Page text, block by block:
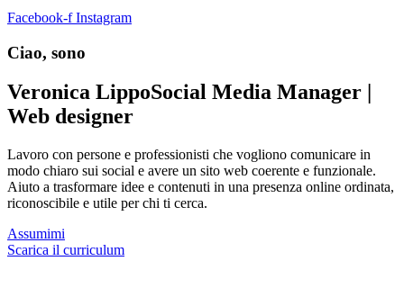
Facebook-f Instagram
Ciao, sono
Veronica LippoSocial Media Manager |
Web designer
Lavoro con persone e professionisti che vogliono comunicare in
modo chiaro sui social e avere un sito web coerente e funzionale.
Aiuto a trasformare idee e contenuti in una presenza online ordinata,
riconoscibile e utile per chi ti cerca.
Assumimi
Scarica il curriculum